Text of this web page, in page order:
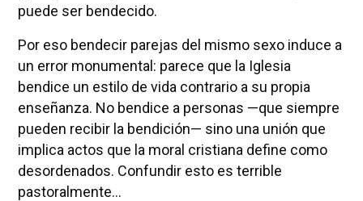
puede ser bendecido.
Por eso bendecir parejas del mismo sexo induce a
un error monumental: parece que la Iglesia
bendice un estilo de vida contrario a su propia
enseñanza. No bendice a personas —que siempre
pueden recibir la bendición— sino una unión que
implica actos que la moral cristiana define como
desordenados. Confundir esto es terrible
pastoralmente...